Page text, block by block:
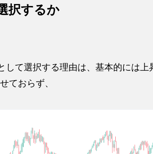
択するか
して選択する理由は、基本的には
ておらず、